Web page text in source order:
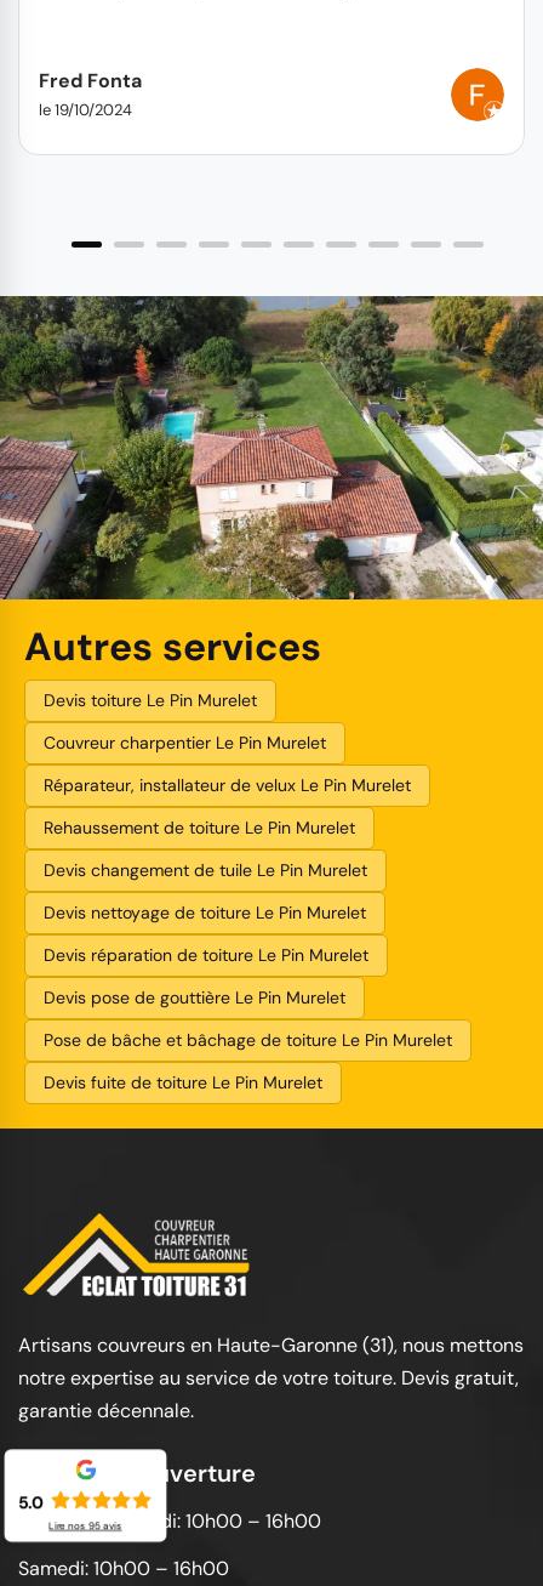
Fred Fonta
le 19/10/2024
Autres services
Devis toiture Le Pin Murelet
Couvreur charpentier Le Pin Murelet
Réparateur, installateur de velux Le Pin Murelet
Rehaussement de toiture Le Pin Murelet
Devis changement de tuile Le Pin Murelet
Devis nettoyage de toiture Le Pin Murelet
Devis réparation de toiture Le Pin Murelet
Devis pose de gouttière Le Pin Murelet
Pose de bâche et bâchage de toiture Le Pin Murelet
Devis fuite de toiture Le Pin Murelet
Artisans couvreurs en Haute-Garonne (31), nous mettons
notre expertise au service de votre toiture. Devis gratuit,
garantie décennale.
Horaires d'ouverture
Lundi au vendredi: 10h00 – 16h00
Samedi: 10h00 – 16h00
5.0
Lire nos 95avis